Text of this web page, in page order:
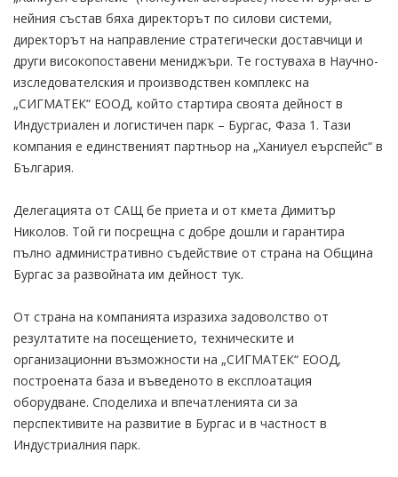
нейния състав бяха директорът по силови системи,
директорът на направление стратегически доставчици и
други високопоставени мениджъри. Те гостуваха в Научно-
изследователския и производствен комплекс на
„СИГМАТЕК“ ЕООД, който стартира своята дейност в
Индустриален и логистичен парк – Бургас, Фаза 1. Тази
компания е единственият партньор на „Ханиуел еърспейс“ в
България.
Делегацията от САЩ бе приета и от кмета Димитър
Николов. Той ги посрещна с добре дошли и гарантира
пълно административно съдействие от страна на Община
Бургас за развойната им дейност тук.
От страна на компанията изразиха задоволство от
резултатите на посещението, техническите и
организационни възможности на „СИГМАТЕК“ ЕООД,
построената база и въведеното в експлоатация
оборудване. Споделиха и впечатленията си за
перспективите на развитие в Бургас и в частност в
Индустриалния парк.